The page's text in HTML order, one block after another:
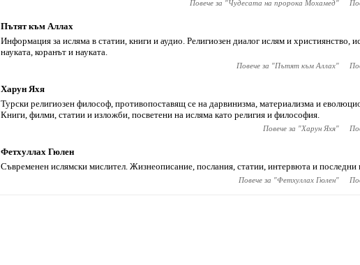
Повече за "Чудесата на пророка Мохамед"
Пътят към Аллах
Информация за исляма в статии, книги и аудио. Религиозен диалог ислям и християнство,
науката, коранът и науката.
Повече за "Пътят към Аллах"
Харун Яхя
Турски религиозен философ, противопоставящ се на дарвинизма, материализма и
Книги, филми, статии и изложби, посветени на исляма като религия и философия.
Повече за "Харун Яхя"
Фетхуллах Гюлен
Съвременен ислямски мислител. Жизнеописание, послания, статии, интервюта и последни
Повече за "Фетхуллах Гюлен"